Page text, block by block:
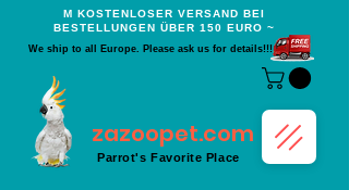
Μ KOSTENLOSER VERSAND BEI
BESTELLUNGEN ÜBER 150 EURO ~
We ship to all Europe. Please ask us for details!!!
zazoopet.com
Parrot's Favorite Place